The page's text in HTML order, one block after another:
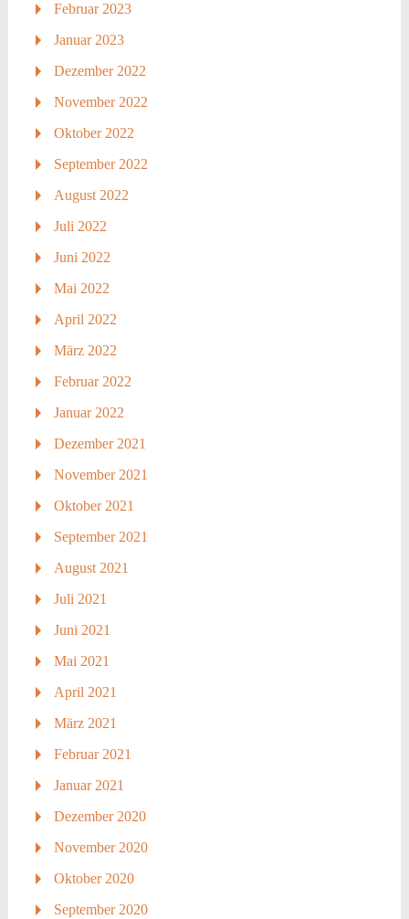
Februar 2023
Januar 2023
Dezember 2022
November 2022
Oktober 2022
September 2022
August 2022
Juli 2022
Juni 2022
Mai 2022
April 2022
März 2022
Februar 2022
Januar 2022
Dezember 2021
November 2021
Oktober 2021
September 2021
August 2021
Juli 2021
Juni 2021
Mai 2021
April 2021
März 2021
Februar 2021
Januar 2021
Dezember 2020
November 2020
Oktober 2020
September 2020